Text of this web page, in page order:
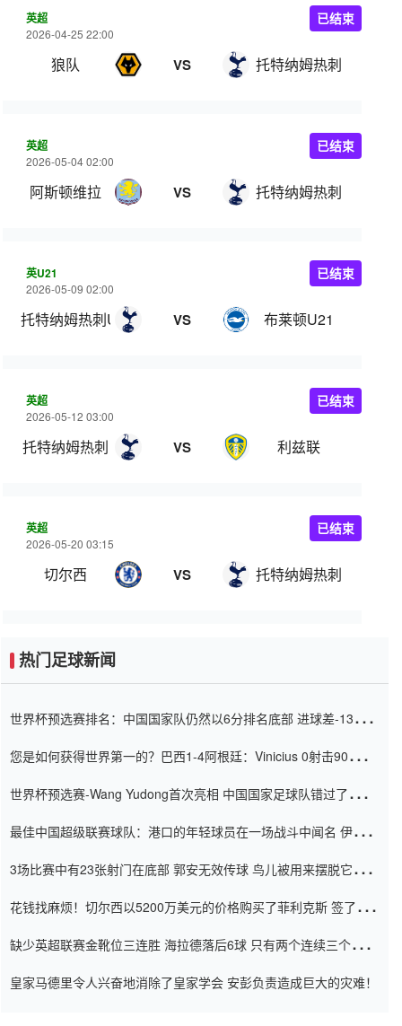
英超
2026-04-25 22:00
狼队 VS 托特纳姆热刺
已结束
英超
2026-05-04 02:00
阿斯顿维拉 VS 托特纳姆热刺
已结束
英U21
2026-05-09 02:00
托特纳姆热刺U21 VS 布莱顿U21
已结束
英超
2026-05-12 03:00
托特纳姆热刺 VS 利兹联
已结束
英超
2026-05-20 03:15
切尔西 VS 托特纳姆热刺
已结束
热门足球新闻
世界杯预选赛排名：中国国家队仍然以6分排名底部 进球差-13令人
您是如何获得世界第一的？巴西1-4阿根廷：Vinicius 0射击90分钟
世界杯预选赛-Wang Yudong首次亮相 中国国家足球队错过了世界
最佳中国超级联赛球队：港口的年轻球员在一场战斗中闻名 伊万放
3场比赛中有23张射门在底部 郭安无效传球 鸟儿被用来摆脱它
花钱找麻烦！切尔西以5200万美元的价格购买了菲利克斯 签了7年
缺少英超联赛金靴位三连胜 海拉德落后6球 只有两个连续三个连续
皇家马德里令人兴奋地消除了皇家学会 安彭负责造成巨大的灾难！